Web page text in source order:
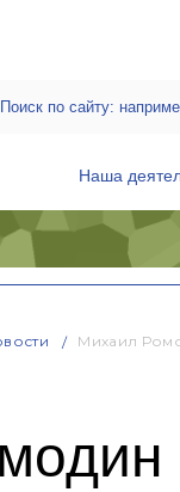
Наша
Михаил